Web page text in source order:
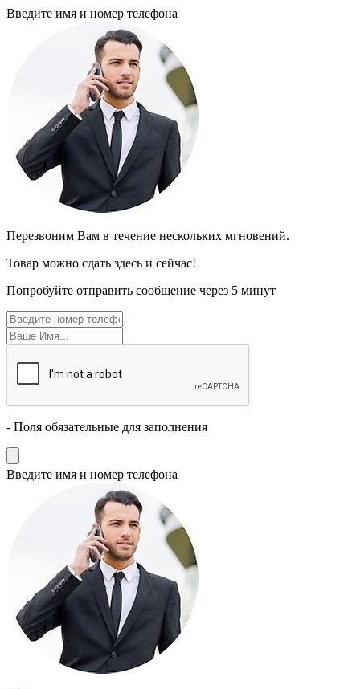
Введите имя и номер телефона
Перезвоним Вам в течение нескольких мгновений.
Товар можно сдать здесь и сейчас!
Попробуйте отправить сообщение через 5 минут
- Поля обязательные для заполнения
Введите имя и номер телефона